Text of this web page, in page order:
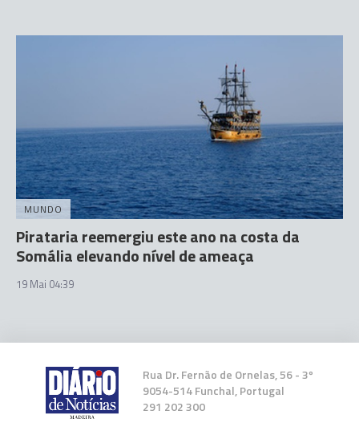
MUNDO
Pirataria reemergiu este ano na costa da
Somália elevando nível de ameaça
19 Mai 04:39
Rua Dr. Fernão de Ornelas, 56 - 3º
9054-514 Funchal, Portugal
291 202 300